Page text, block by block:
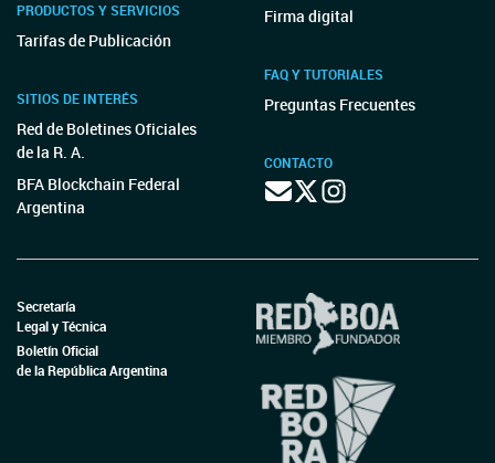
PRODUCTOS Y SERVICIOS
Tarifas de Publicación
SITIOS DE INTERÉS
Red de Boletines Oficiales
de la R. A.
BFA Blockchain Federal
Argentina
Firma digital
FAQ Y TUTORIALES
Preguntas Frecuentes
CONTACTO
Secretaría
Legal y Técnica
Boletín Oficial
de la República Argentina